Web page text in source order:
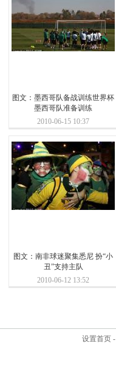
图文：墨西哥队备战训练世界杯
墨西哥队准备训练
2010-06-15 10:37
图文：南非球迷聚集悉尼 扮“小
丑”支持主队
2010-06-12 13:52
设置首页-